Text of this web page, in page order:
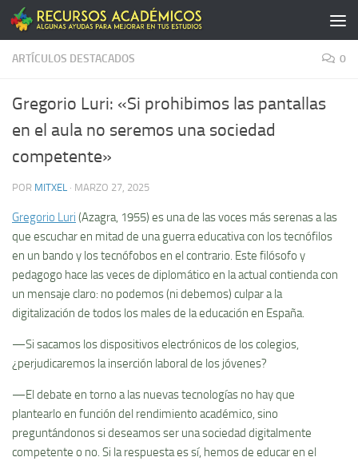
Saltar al contenido
ARTÍCULOS DESTACADOS 0
Gregorio Luri: «Si prohibimos las pantallas
en el aula no seremos una sociedad
competente»
POR MITXEL · MARZO 27, 2025
Gregorio Luri (Azagra, 1955) es una de las voces más serenas a las
que escuchar en mitad de una guerra educativa con los tecnófilos
en un bando y los tecnófobos en el contrario. Este filósofo y
pedagogo hace las veces de diplomático en la actual contienda con
un mensaje claro: no podemos (ni debemos) culpar a la
digitalización de todos los males de la educación en España.
—Si sacamos los dispositivos electrónicos de los colegios,
¿perjudicaremos la inserción laboral de los jóvenes?
—El debate en torno a las nuevas tecnologías no hay que
plantearlo en función del rendimiento académico, sino
preguntándonos si deseamos ser una sociedad digitalmente
competente o no. Si la respuesta es sí, hemos de educar en el